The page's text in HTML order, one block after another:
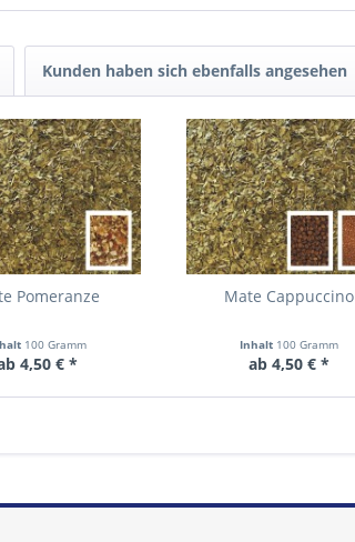
Kunden haben sich ebenfalls angesehen
Pomeranze
100 Gramm
4,50 € *
Mate Cappuccino
Inhalt 100 Gramm
ab 4,50 € *